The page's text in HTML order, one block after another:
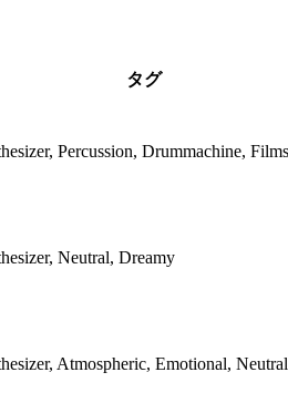
タグ
Percussion, Drummachine,
Neutral, Dreamy
Atmospheric, Emotional, Neutral